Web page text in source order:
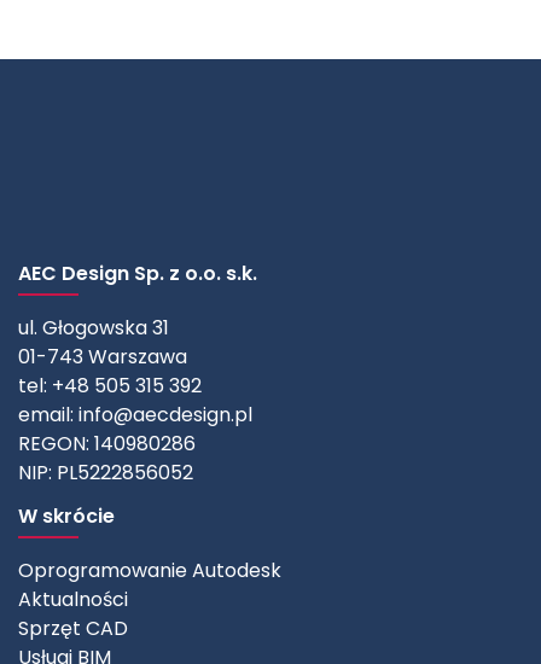
AEC Design Sp. z o.o. s.k.
ul. Głogowska 31
01-743 Warszawa
tel: +48 505 315 392
email: info@aecdesign.pl
REGON: 140980286
NIP: PL5222856052
W skrócie
Oprogramowanie Autodesk
Aktualności
Sprzęt CAD
Usługi BIM